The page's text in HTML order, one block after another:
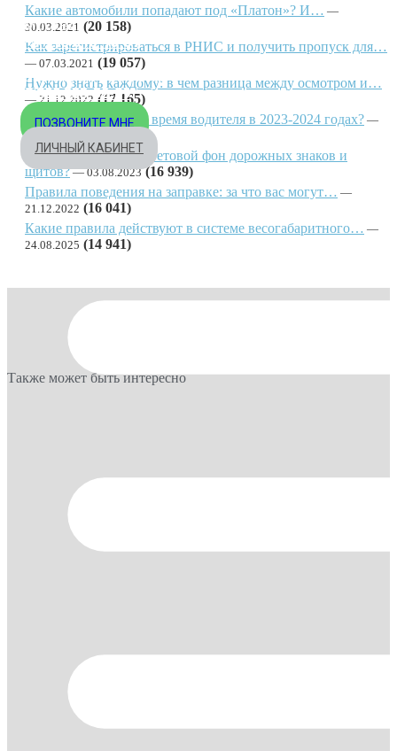
МОСКВА
+7 495 540-40-84
БЕСПЛАТНО ПО РОССИИ
8 800 333-32-89
ПОЗВОНИТЕ МНЕ
ЛИЧНЫЙ КАБИНЕТ
Какие автомобили попадают под «Платон»? И…
30.03.2021 (20 158)
Как зарегистрироваться в РНИС и получить пропуск для…
07.03.2021 (19 057)
Нужно знать каждому: в чем разница между осмотром и…
21.12.2022 (17 165)
Как считать рабочее время водителя в 2023-2024 годах?
03.11.2023
Что значит разный цветовой фон дорожных знаков и
щитов?
03.08.2023 (16 939)
Правила поведения на заправке: за что вас могут…
21.12.2022 (16 041)
Какие правила действуют в системе весогабаритного…
24.08.2025 (14 941)
Также может быть интересно